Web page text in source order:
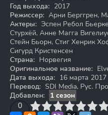
Год выхода: 2017
Режиссер: Арни Берггрен,
Актеры: Эспен Ребол
Стурхёй, Анне Магга
Стейн Бьорн, Стиг Хенрик
Сигурд Кристенсен
Страна: Норвегия
Оригинальное название:
Дата выхода: 16 марта 2017
Перевод: SDI Media, Рус.
Добавлен:
1 сезон
0
4 6 7 8 9 10